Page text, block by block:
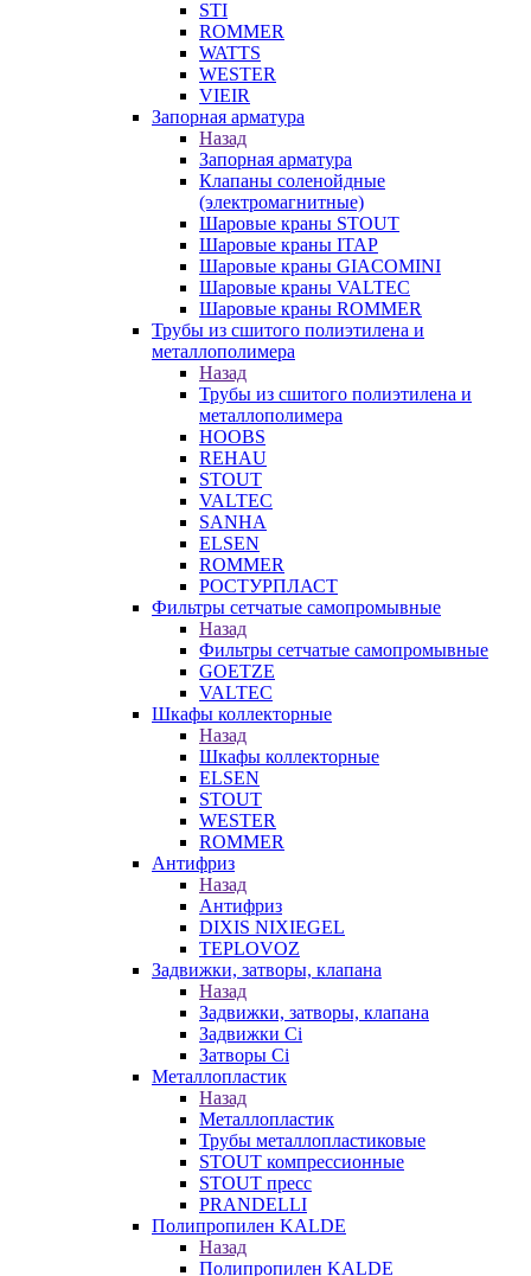
STI
ROMMER
WATTS
WESTER
VIEIR
Запорная арматура
Назад
Запорная арматура
Клапаны соленойдные
(электромагнитные)
Шаровые краны STOUT
Шаровые краны ITAP
Шаровые краны GIACOMINI
Шаровые краны VALTEC
Шаровые краны ROMMER
Трубы из сшитого полиэтилена и
металлополимера
Назад
Трубы из сшитого полиэтилена и
металлополимера
HOOBS
REHAU
STOUT
VALTEC
SANHA
ELSEN
ROMMER
РОСТУРПЛАСТ
Фильтры сетчатые самопромывные
Назад
Фильтры сетчатые самопромывные
GOETZE
VALTEC
Шкафы коллекторные
Назад
Шкафы коллекторные
ELSEN
STOUT
WESTER
ROMMER
Антифриз
Назад
Антифриз
DIXIS NIXIEGEL
TEPLOVOZ
Задвижки, затворы, клапана
Назад
Задвижки, затворы, клапана
Задвижки Ci
Затворы Ci
Металлопластик
Назад
Металлопластик
Трубы металлопластиковые
STOUT компрессионные
STOUT пресс
PRANDELLI
Полипропилен KALDE
Назад
Полипропилен KALDE